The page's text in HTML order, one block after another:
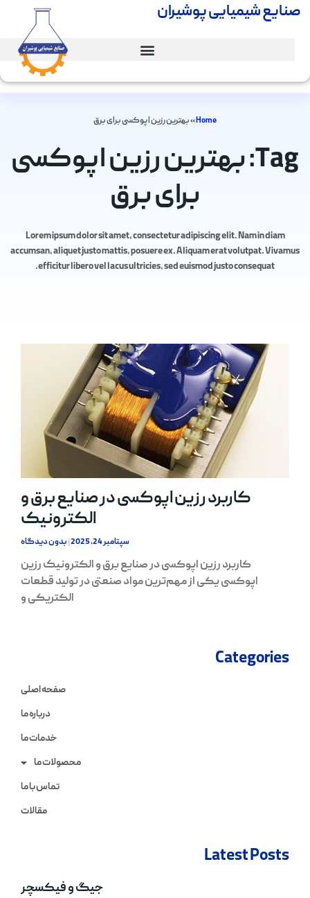
صنایع شیمیایی پوشیران
Home
»بهترین رزین اپوکسی برای برق
Tag: بهترین رزین اپوکسی
برای برق
Lorem ipsum dolor sit amet, consectetur adipiscing elit. Nam in diam
accumsan, aliquet justo mattis, posuere ex. Aliquam erat volutpat. Vivamus
efficitur libero vel lacus ultricies, sed euismod justo consequat.
کاربرد رزین اپوکسی در صنایع برق و
الکترونیک
سپتامبر 24, 2025 بدون دیدگاه
کاربرد رزین اپوکسی در صنایع برق و الکترونیک رزین
اپوکسی یکی از مهم‌ترین مواد صنعتی در تولید قطعات
الکتریکی و
Categories
صفحه اصلی
درباره ما
خدمات ما
محصولات ما
تماس با ما
مقالات
Latest Posts
جیگ و فیکسچر